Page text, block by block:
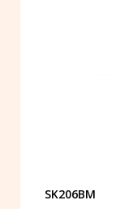
SK206BM